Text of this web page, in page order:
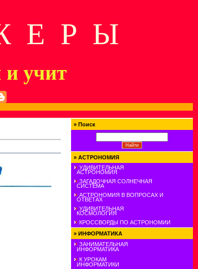
Е Р Ы
и учит
» Поиск
» АСТРОНОМИЯ
УДИВИТЕЛЬНАЯ
АСТРОНОМИЯ
ЗАГАДОЧНАЯ СОЛНЕЧНАЯ
СИСТЕМА
АСТРОНОМИЯ В ВОПРОСАХ И
ОТВЕТАХ
УДИВИТЕЛЬНАЯ
КОСМОЛОГИЯ
КРОССВОРДЫ ПО АСТРОНОМИИ
» ИНФОРМАТИКА
ЗАНИМАТЕЛЬНАЯ
ИНФОРМАТИКА
К УРОКАМ
ИНФОРМАТИКИ